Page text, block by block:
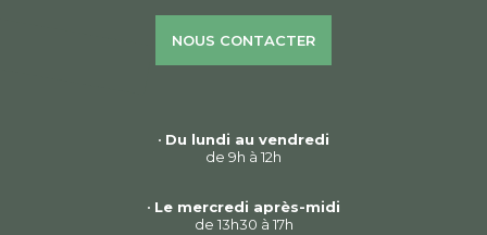
NOUS CONTACTER
• Du lundi au vendredi
de 9h à 12h
• Le mercredi après-midi
de 13h30 à 17h